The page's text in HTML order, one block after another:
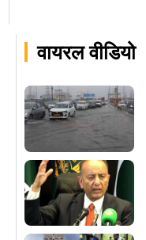
वायरल वीडियो